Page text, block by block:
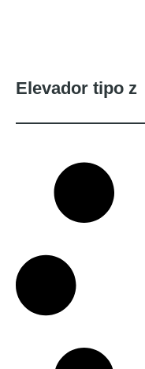
Elevador tipo z